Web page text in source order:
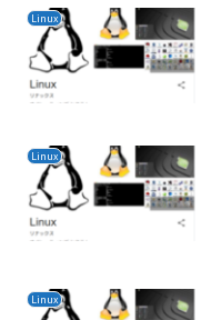
Linux
Linux
Linux